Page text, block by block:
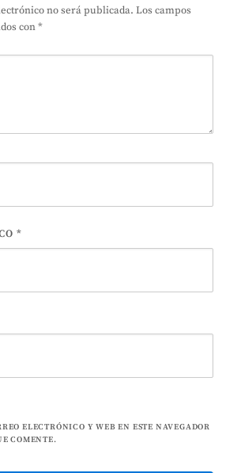
no será publicada. Los campos
con*
*
ELECTRÓNICO Y WEB EN ESTE NAVEGADOR
COMENTE.